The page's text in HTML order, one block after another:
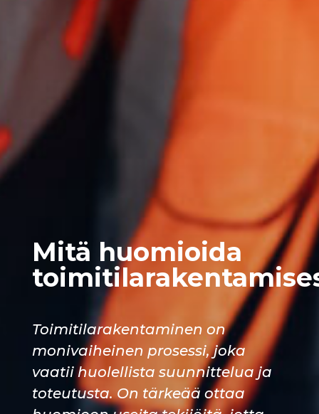
Mitä huomioida
Toimitilarakentaminen on
monivaiheinen prosessi, joka
vaatii huolellista suunnittelua ja
toteutusta. On tärkeää ottaa